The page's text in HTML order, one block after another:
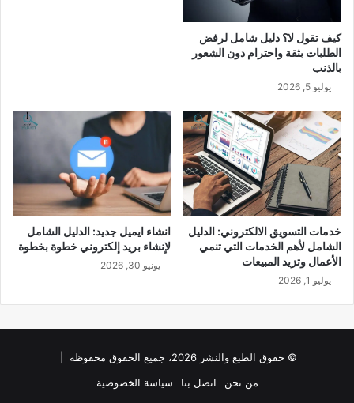
كيف تقول لا؟ دليل شامل لرفض
الطلبات بثقة واحترام دون الشعور
بالذنب
يوليو 5, 2026
خدمات التسويق الالكتروني: الدليل
الشامل لأهم الخدمات التي تنمي
الأعمال وتزيد المبيعات
يوليو 1, 2026
انشاء ايميل جديد: الدليل الشامل
لإنشاء بريد إلكتروني خطوة بخطوة
يونيو 30, 2026
© حقوق الطبع والنشر 2026، جميع الحقوق محفوظة |
من نحن
اتصل بنا سياسة الخصوصية